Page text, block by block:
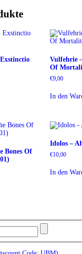
Vulfehrie
Of
€9,00
In den
Bones Of
Idolos –
€10,00
In den